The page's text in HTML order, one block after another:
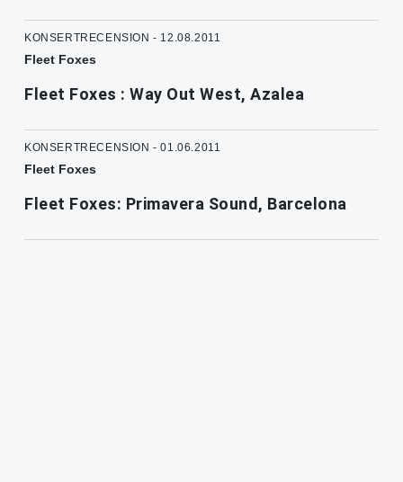
KONSERTRECENSION - 12.08.2011
Fleet Foxes
Fleet Foxes : Way Out West, Azalea
KONSERTRECENSION - 01.06.2011
Fleet Foxes
Fleet Foxes: Primavera Sound, Barcelona